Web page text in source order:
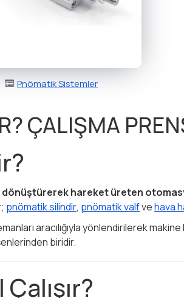
Pnömatik Sistemler
ÇALIŞMA
dönüştürerek hareket üreten
pnömatik silindir, pnömatik valfvehava
aracılığıyla yönlendirilerek
biridir.